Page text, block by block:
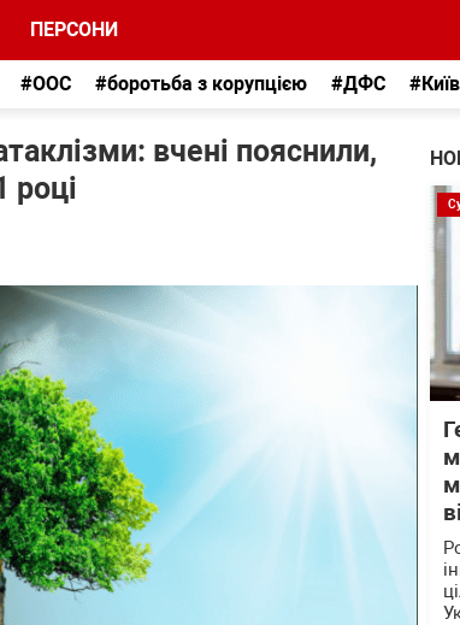
ПЕРСОНИ
#ООС #боротьба з корупцією #ДФС #Київ
вчені пояснили,
році